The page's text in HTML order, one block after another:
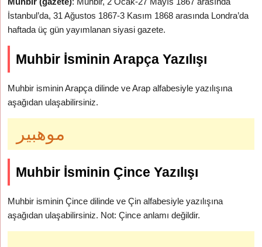
İstanbul’da, 31 Ağustos 1867-3 Kasım 1868 arasında Londra’da
haftada üç gün yayımlanan siyasi gazete.
Muhbir İsminin Arapça Yazılışı
Muhbir isminin Arapça dilinde ve Arap alfabesiyle yazılışına
aşağıdan ulaşabilirsiniz.
موهبير
Muhbir İsminin Çince Yazılışı
Muhbir isminin Çince dilinde ve Çin alfabesiyle yazılışına
aşağıdan ulaşabilirsiniz. Not: Çince anlamı değildir.